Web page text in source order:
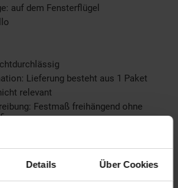
Details Über Cookies
auf dem Fensterflügel
Lieferung besteht aus 1 Paket
relevant
Festmaß freihängend ohne
Germany@hti-line.de
HTI Germany GmbH
+49 (0) 3431 6064831